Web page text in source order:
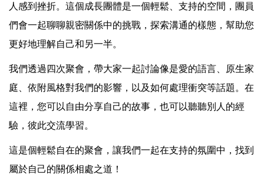
人感到挫折。這個成長團體是一個輕鬆、支持的空間，團員
們會一起聊聊親密關係中的挑戰，探索溝通的樣態，幫助您
更好地理解自己和另一半。
我們透過四次聚會，帶大家一起討論像是愛的語言、原生家
庭、依附風格對我們的影響，以及如何處理衝突等話題。在
這裡，您可以自由分享自己的故事，也可以聽聽別人的經
驗，彼此交流學習。
這是個輕鬆自在的聚會，讓我們一起在支持的氛圍中，找到
屬於自己的關係相處之道！